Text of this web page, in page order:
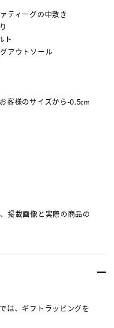
ティーグの中敷き
ト
アウトソール
客様のサイズから-0.5cm
掲載画像と実際の商品の
は、ギフトラッピングを